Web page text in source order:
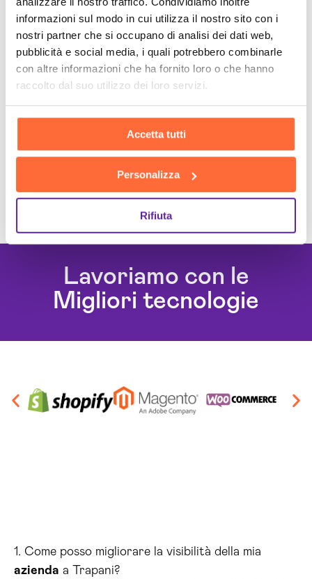
informazioni sul modo in cui utilizza il nostro sito con i
nostri partner che si occupano di analisi dei dati web,
pubblicità e social media, i quali potrebbero combinarle
con altre informazioni che ha fornito loro o che hanno
raccolto dal suo utilizzo dei loro servizi.
Accetta tutti
Personalizza
Rifiuta
Lavoriamo con le
Migliori tecnologie
1. Come posso migliorare la visibilità della mia
azienda a Trapani?